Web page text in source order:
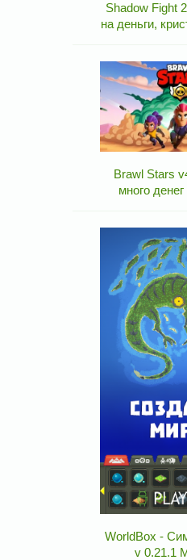
Shadow Fight
на деньги,
Brawl Stars
много
WorldBox -
v 0.21.1